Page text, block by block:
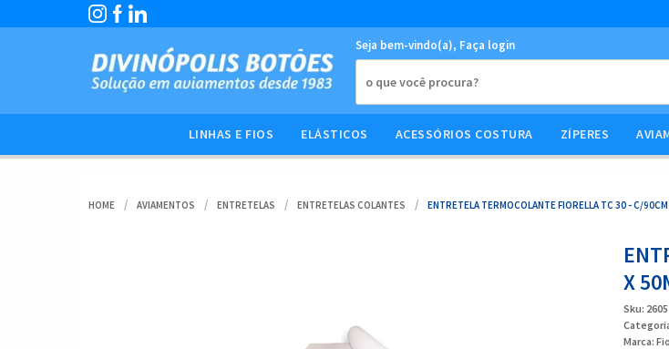
Seja bem-vindo(a), Faça login
LINHAS E FIOS ELÁSTICOS ACESSÓRIOS COSTURA ZÍPERES
HOME AVIAMENTOS ENTRETELAS ENTRETELAS COLANTES ENTRETELA TERMOCOLANTE FIORELLA TC 30 - C/90CM
X
Sku: 2605
Marca: